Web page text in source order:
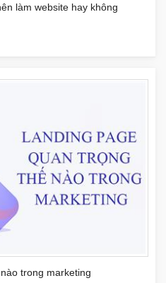
làm website hay không
trong marketing